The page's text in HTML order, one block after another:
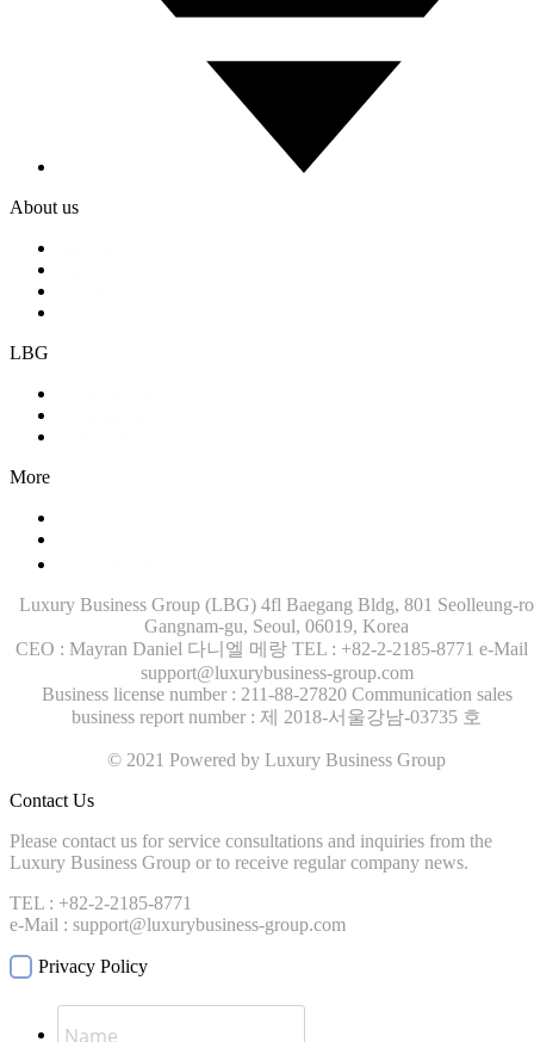
About us
LBG
More
Luxury Business Group (LBG) 4fl Baegang Bldg, 801 Seolleung-ro
Gangnam-gu, Seoul, 06019, Korea
CEO : Mayran Daniel 다니엘 메랑 TEL : +82-2-2185-8771 e-Mail
support@luxurybusiness-group.com
Business license number : 211-88-27820 Communication sales
business report number : 제 2018-서울강남-03735 호
© 2021 Powered by Luxury Business Group
Contact Us
Please contact us for service consultations and inquiries from the
Luxury Business Group or to receive regular company news.
TEL : +82-2-2185-8771
e-Mail : support@luxurybusiness-group.com
Privacy Policy